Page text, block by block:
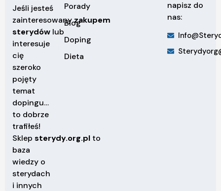
Jeśli jesteś
zainteresowanyzakupem
sterydów lub
interesuje
cię
szeroko
pojęty
temat
dopingu…
to dobrze
trafiłeś!
Sklep sterydy.org.pl to
baza
wiedzy o
sterydach
i innych
Porady
Blog
Doping
Dieta
napisz do
nas: